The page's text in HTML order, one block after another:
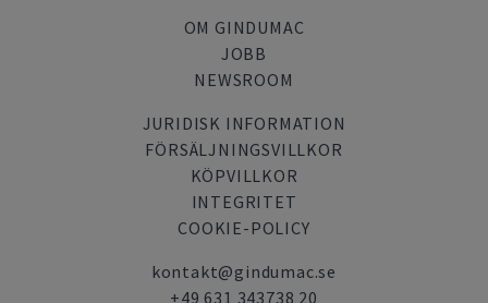
OM GINDUMAC
JOBB
NEWSROOM
JURIDISK INFORMATION
FÖRSÄLJNINGSVILLKOR
KÖPVILLKOR
INTEGRITET
COOKIE-POLICY
kontakt@gindumac.se
+49 631 343738 20